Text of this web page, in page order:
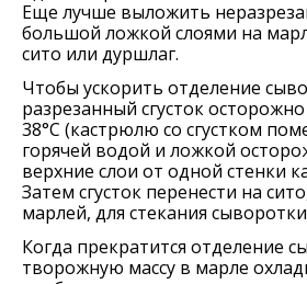
Еще лучше выложить
большой ложкой слоями на
сито или дуршлаг.
Чтобы ускорить отделение
разрезанный сгусток
38°С (кастрюлю со сгустком
горячей водой и ложкой
верхние слои от одной стенки
Затем сгусток перенести на
марлей, для стекания
Когда прекратится отделение
творожную массу в марле